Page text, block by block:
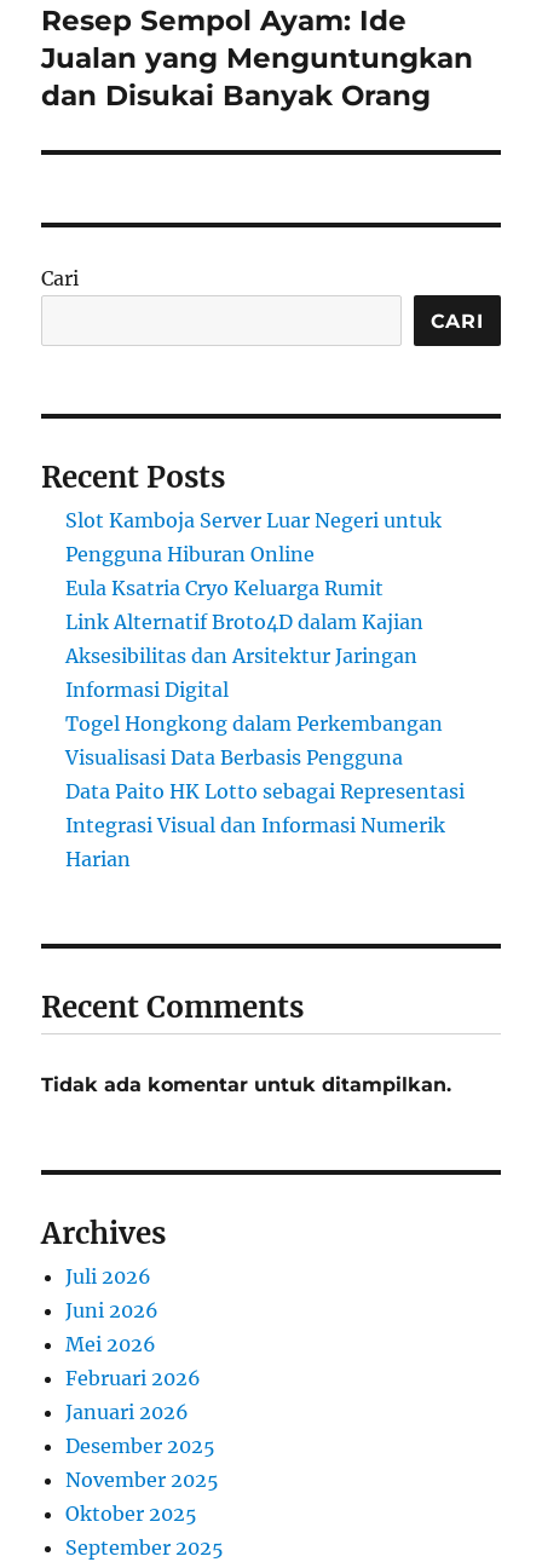
Next
post:
Resep Sempol Ayam: Ide
Jualan yang Menguntungkan
dan Disukai Banyak Orang
Cari
CARI
Recent Posts
Slot Kamboja Server Luar Negeri untuk
Pengguna Hiburan Online
Eula Ksatria Cryo Keluarga Rumit
Link Alternatif Broto4D dalam Kajian
Aksesibilitas dan Arsitektur Jaringan
Informasi Digital
Togel Hongkong dalam Perkembangan
Visualisasi Data Berbasis Pengguna
Data Paito HK Lotto sebagai Representasi
Integrasi Visual dan Informasi Numerik
Harian
Recent Comments
Tidak ada komentar untuk ditampilkan.
Archives
Juli 2026
Juni 2026
Mei 2026
Februari 2026
Januari 2026
Desember 2025
November 2025
Oktober 2025
September 2025